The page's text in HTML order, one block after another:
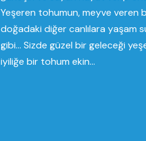
Yeşeren tohumun, meyve veren
doğadaki diğer canlılara yaşam
gibi... Sizde güzel bir geleceği
iyiliğe bir tohum ekin...